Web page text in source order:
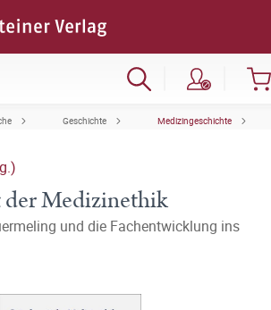
Geschichte Medizingeschichte
Medizinethik
und die Fachentwicklung ins